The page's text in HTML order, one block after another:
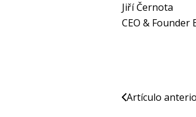
Jiří Černota
CEO & Founder
Artículo